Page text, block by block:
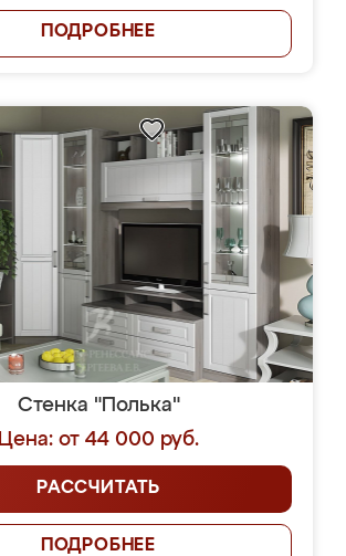
ПОДРОБНЕЕ
Стенка "Полька"
Цена: от 44 000 руб.
РАССЧИТАТЬ
ПОДРОБНЕЕ